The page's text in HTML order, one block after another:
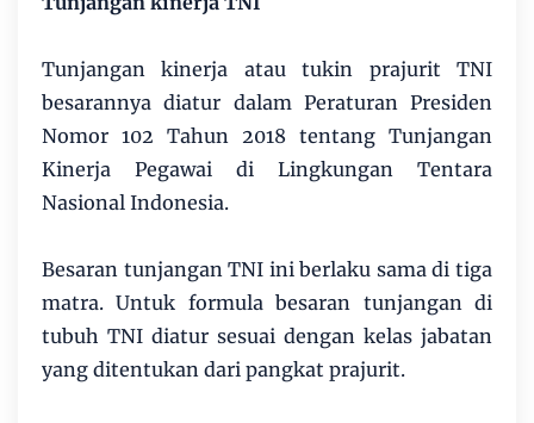
Tunjangan kinerja atau tukin prajurit TNI
besarannya diatur dalam Peraturan Presiden
Nomor 102 Tahun 2018 tentang Tunjangan
Kinerja Pegawai di Lingkungan Tentara
Nasional Indonesia.
Besaran tunjangan TNI ini berlaku sama di tiga
matra. Untuk formula besaran tunjangan di
tubuh TNI diatur sesuai dengan kelas jabatan
yang ditentukan dari pangkat prajurit.